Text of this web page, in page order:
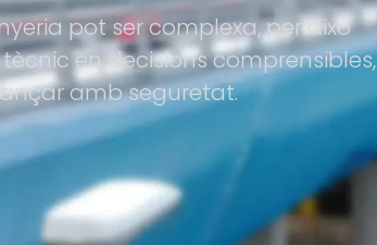
pot ser complexa, per això
en decisions comprensibles,
amb seguretat.